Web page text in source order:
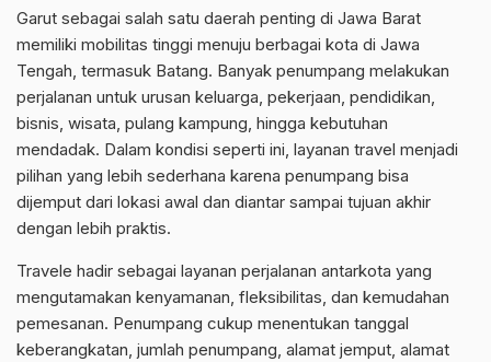
Garut sebagai salah satu daerah penting di Jawa Barat
memiliki mobilitas tinggi menuju berbagai kota di Jawa
Tengah, termasuk Batang. Banyak penumpang melakukan
perjalanan untuk urusan keluarga, pekerjaan, pendidikan,
bisnis, wisata, pulang kampung, hingga kebutuhan
mendadak. Dalam kondisi seperti ini, layanan travel menjadi
pilihan yang lebih sederhana karena penumpang bisa
dijemput dari lokasi awal dan diantar sampai tujuan akhir
dengan lebih praktis.
Travele hadir sebagai layanan perjalanan antarkota yang
mengutamakan kenyamanan, fleksibilitas, dan kemudahan
pemesanan. Penumpang cukup menentukan tanggal
keberangkatan, jumlah penumpang, alamat jemput, alamat